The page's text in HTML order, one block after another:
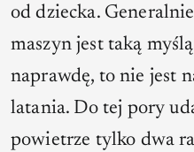
od dziecka.
maszyn jest taką
naprawdę, to nie jest
latania. Do tej pory
powietrze tylko dwa